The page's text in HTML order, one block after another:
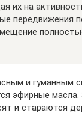
их на
передвижения
и гуманным
эфирные масла.
и стараются